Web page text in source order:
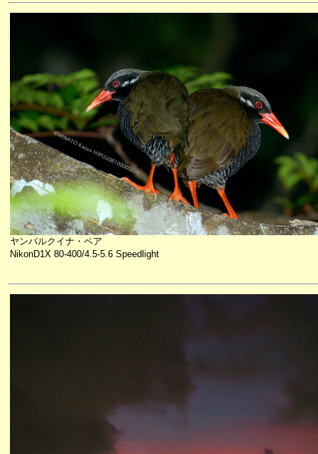
ヤンバルクイナ・ペア
NikonD1X 80-400/4.5-5.6 Speedlight